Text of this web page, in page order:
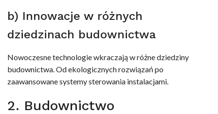
b) Innowacje w różnych
dziedzinach budownictwa
Nowoczesne technologie wkraczają w różne dziedziny
budownictwa. Od ekologicznych rozwiązań po
zaawansowane systemy sterowania instalacjami.
2. Budownictwo